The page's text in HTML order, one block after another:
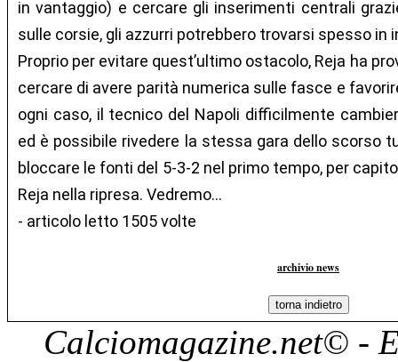
in vantaggio) e cercare gli inserimenti centrali
sulle corsie, gli azzurri potrebbero trovarsi spesso in
Proprio per evitare quest’ultimo ostacolo, Reja ha
cercare di avere parità numerica sulle fasce e
ogni caso, il tecnico del Napoli difficilmente
ed è possibile rivedere la stessa gara dello scorso
bloccare le fonti del 5-3-2 nel primo tempo, per
Reja nella ripresa. Vedremo…
- articolo letto 1505 volte
archivio news
Calciomagazine.net© -